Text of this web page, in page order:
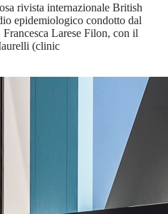
rivista internazionale British
epidemiologico condotto dal
Larese Filon, con il
(clinic